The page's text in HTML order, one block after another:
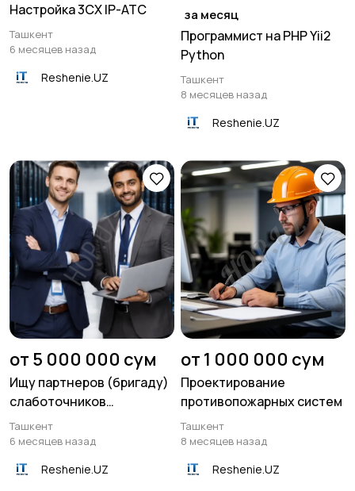
Настройка 3CX IP-АТС
Ташкент
6 месяцев назад
Reshenie.UZ
за месяц
Программист на PHP Yii2
Python
Ташкент
8 месяцев назад
Reshenie.UZ
от 5 000 000 сум
Ищу партнеров (бригаду)
слаботочников
монтажников СКС
Ташкент
6 месяцев назад
Reshenie.UZ
от 1 000 000 сум
Проектирование
противопожарных систем
Ташкент
8 месяцев назад
Reshenie.UZ